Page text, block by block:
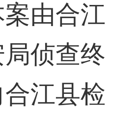
由合江
侦查终
江县检